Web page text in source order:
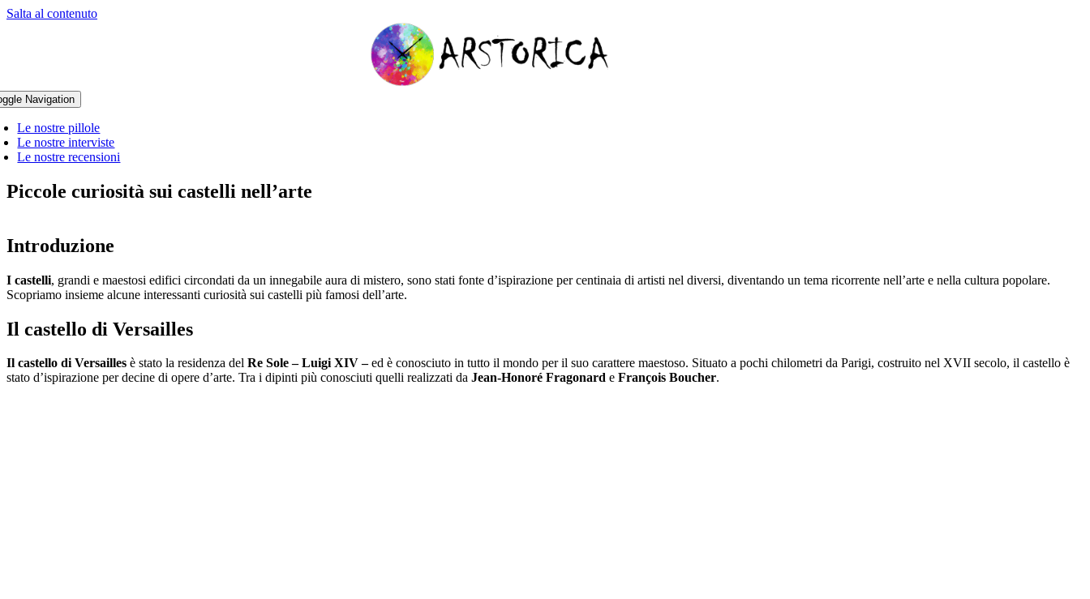
Salta al contenuto
Navigation
Le nostre pillole
Le nostre interviste
Le nostre recensioni
Piccole curiosità sui castelli nell’arte
Introduzione
I castelli, grandi e maestosi edifici circondati da un innegabile aura di mistero, sono stati fonte d’ispirazione per centinaia di artisti nel diversi, diventando un tema ricorrente nell’arte e nella cultura popolare.
Scopriamo insieme alcune interessanti curiosità sui castelli più famosi dell’arte.
Il castello di Versailles
Il castello di Versailles è stato la residenza del Re Sole – Luigi XIV –ed è conosciuto in tutto il mondo per il suo carattere maestoso. Situato a pochi chilometri da Parigi, costruito nel XVII secolo, il castello è
stato d’ispirazione per decine di opere d’arte. Tra i dipinti più conosciuti quelli realizzati da Jean-Honoré Fragonard e François Boucher.